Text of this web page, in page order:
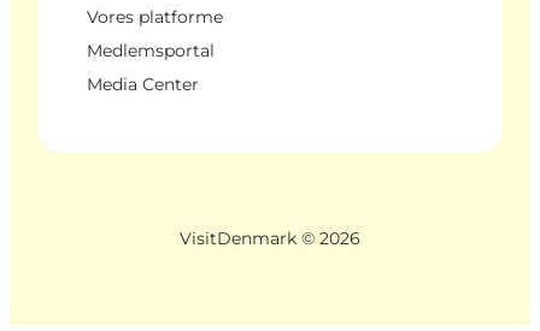
Vores platforme
Medlemsportal
Media Center
VisitDenmark © 2026